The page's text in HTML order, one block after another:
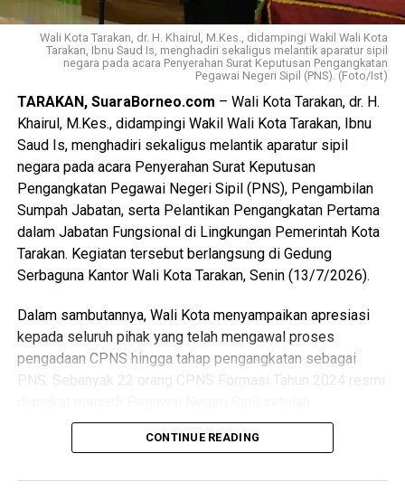
(Adv/Mandu)
Views: 50
Bagikan ke
WhatsApp 0 Facebook 0
Messenger 0 Twitter/X 0
Wali Kota Tarakan, dr. H. Khairul, M.Kes., didampingi Wakil Wali Kota
Tarakan, Ibnu Saud Is, menghadiri sekaligus melantik aparatur sipil
negara pada acara Penyerahan Surat Keputusan Pengangkatan
Pegawai Negeri Sipil (PNS). (Foto/Ist)
TARAKAN, SuaraBorneo.com – Wali Kota Tarakan, dr. H.
Khairul, M.Kes., didampingi Wakil Wali Kota Tarakan, Ibnu
Saud Is, menghadiri sekaligus melantik aparatur sipil
negara pada acara Penyerahan Surat Keputusan
Pengangkatan Pegawai Negeri Sipil (PNS), Pengambilan
Sumpah Jabatan, serta Pelantikan Pengangkatan Pertama
dalam Jabatan Fungsional di Lingkungan Pemerintah Kota
Tarakan. Kegiatan tersebut berlangsung di Gedung
Serbaguna Kantor Wali Kota Tarakan, Senin (13/7/2026).
Dalam sambutannya, Wali Kota menyampaikan apresiasi
kepada seluruh pihak yang telah mengawal proses
pengadaan CPNS hingga tahap pengangkatan sebagai
PNS. Sebanyak 22 orang CPNS Formasi Tahun 2024 resmi
menyelesaikan seluruh tahapan yang dipersyaratkan, mulai
dari seleksi, Pelatihan Dasar CPNS, hingga proses
CONTINUE READING